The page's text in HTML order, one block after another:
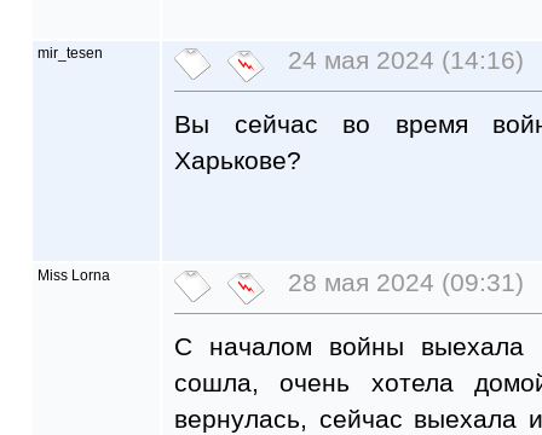
mir_tesen 24 мая 2024 (14:16)
Вы сейчас во время
Харькове?
Miss Lorna 28 мая 2024 (09:31)
С началом войны
сошла, очень хотела
вернулась, сейчас выехала